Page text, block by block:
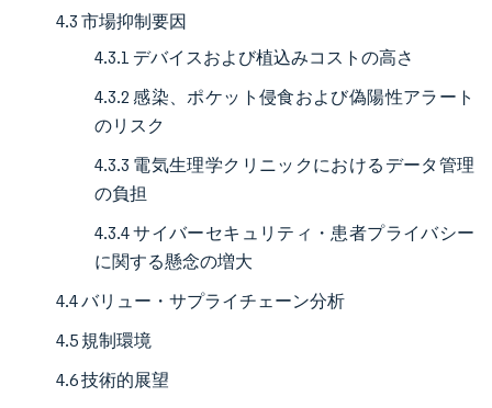
4.3 市場抑制要因
4.3.1 デバイスおよび植込みコストの高さ
4.3.2 感染、ポケット侵食および偽陽性アラート
のリスク
4.3.3 電気生理学クリニックにおけるデータ管理
の負担
4.3.4 サイバーセキュリティ・患者プライバシー
に関する懸念の増大
4.4 バリュー・サプライチェーン分析
4.5 規制環境
4.6 技術的展望